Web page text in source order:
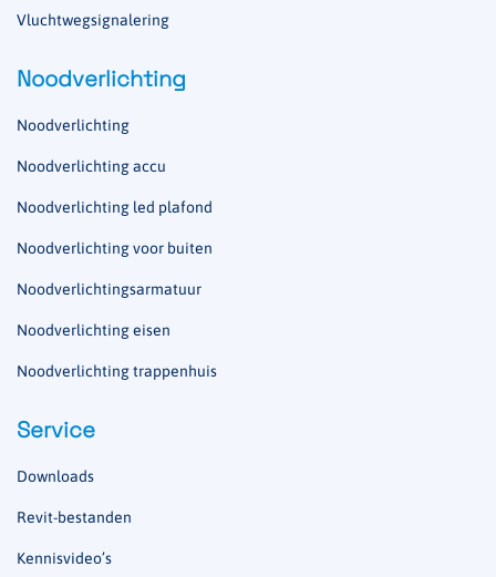
Vluchtwegsignalering
Noodverlichting
Noodverlichting
Noodverlichting accu
Noodverlichting led plafond
Noodverlichting voor buiten
Noodverlichtingsarmatuur
Noodverlichting eisen
Noodverlichting trappenhuis
Service
Downloads
Revit-bestanden
Kennisvideo’s